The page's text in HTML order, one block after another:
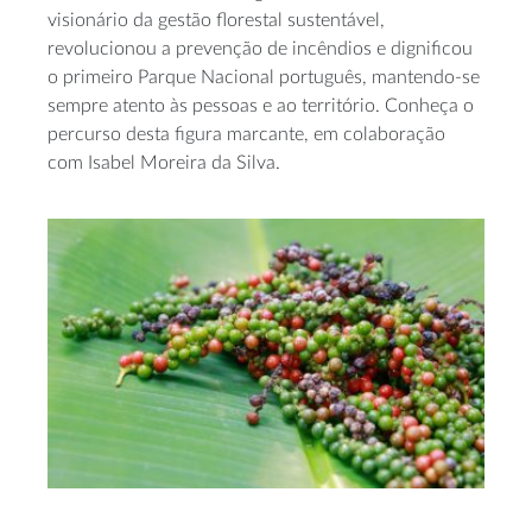
visionário da gestão florestal sustentável,
revolucionou a prevenção de incêndios e dignificou
o primeiro Parque Nacional português, mantendo-se
sempre atento às pessoas e ao território. Conheça o
percurso desta figura marcante, em colaboração
com Isabel Moreira da Silva.